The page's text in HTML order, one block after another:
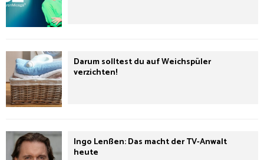
Darum solltest du auf Weichspüler
verzichten!
Ingo Lenßen: Das macht der TV-Anwalt
heute